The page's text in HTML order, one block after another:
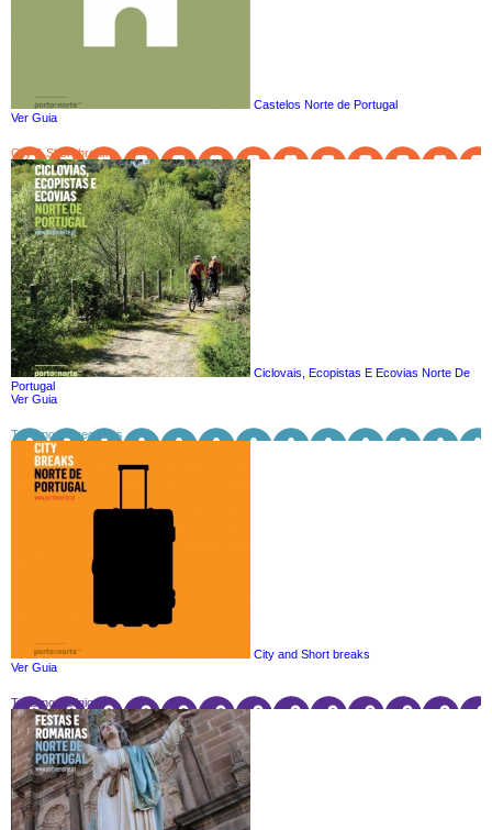
Castelos Norte de Portugal
Ver Guia
City & Short breaks
Ciclovais, Ecopistas E Ecovias Norte De
Portugal
Ver Guia
Turismo de negócios
City and Short breaks
Ver Guia
Turismo Religioso